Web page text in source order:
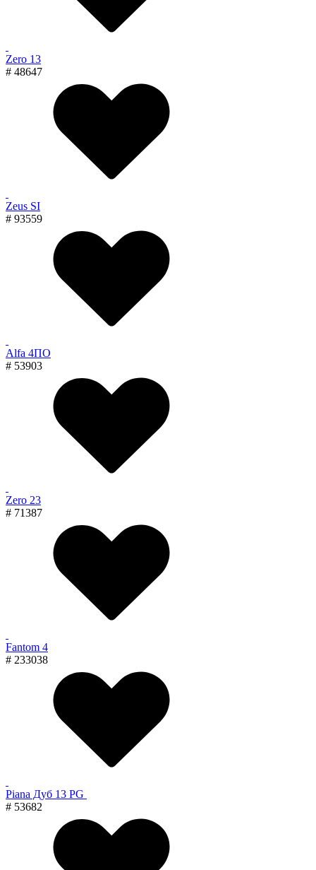
Zero 13
# 48647
Zeus SI
# 93559
Alfa 4ПО
# 53903
Zero 23
# 71387
Fantom 4
# 233038
Piana Дуб 13 PG
# 53682